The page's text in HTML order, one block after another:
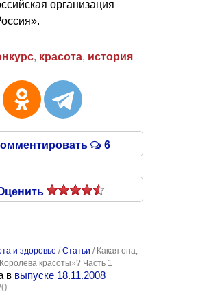
организация
, красота, история
6
и здоровье /Статьи / Какая она,
красоты»? Часть 1
в выпуске 18.11.2008